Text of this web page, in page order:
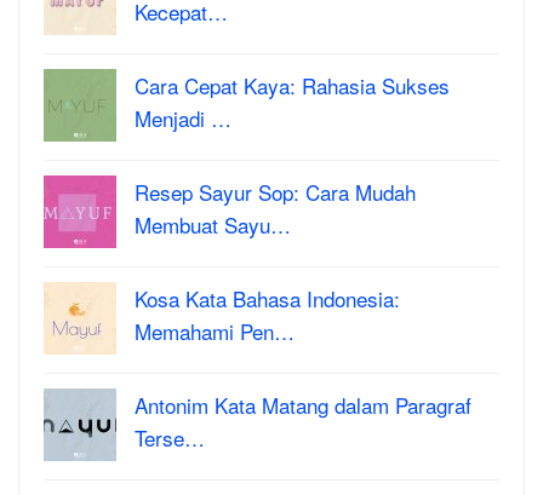
Kecepat…
Cara Cepat Kaya: Rahasia Sukses
Menjadi …
Resep Sayur Sop: Cara Mudah
Membuat Sayu…
Kosa Kata Bahasa Indonesia:
Memahami Pen…
Antonim Kata Matang dalam Paragraf
Terse…